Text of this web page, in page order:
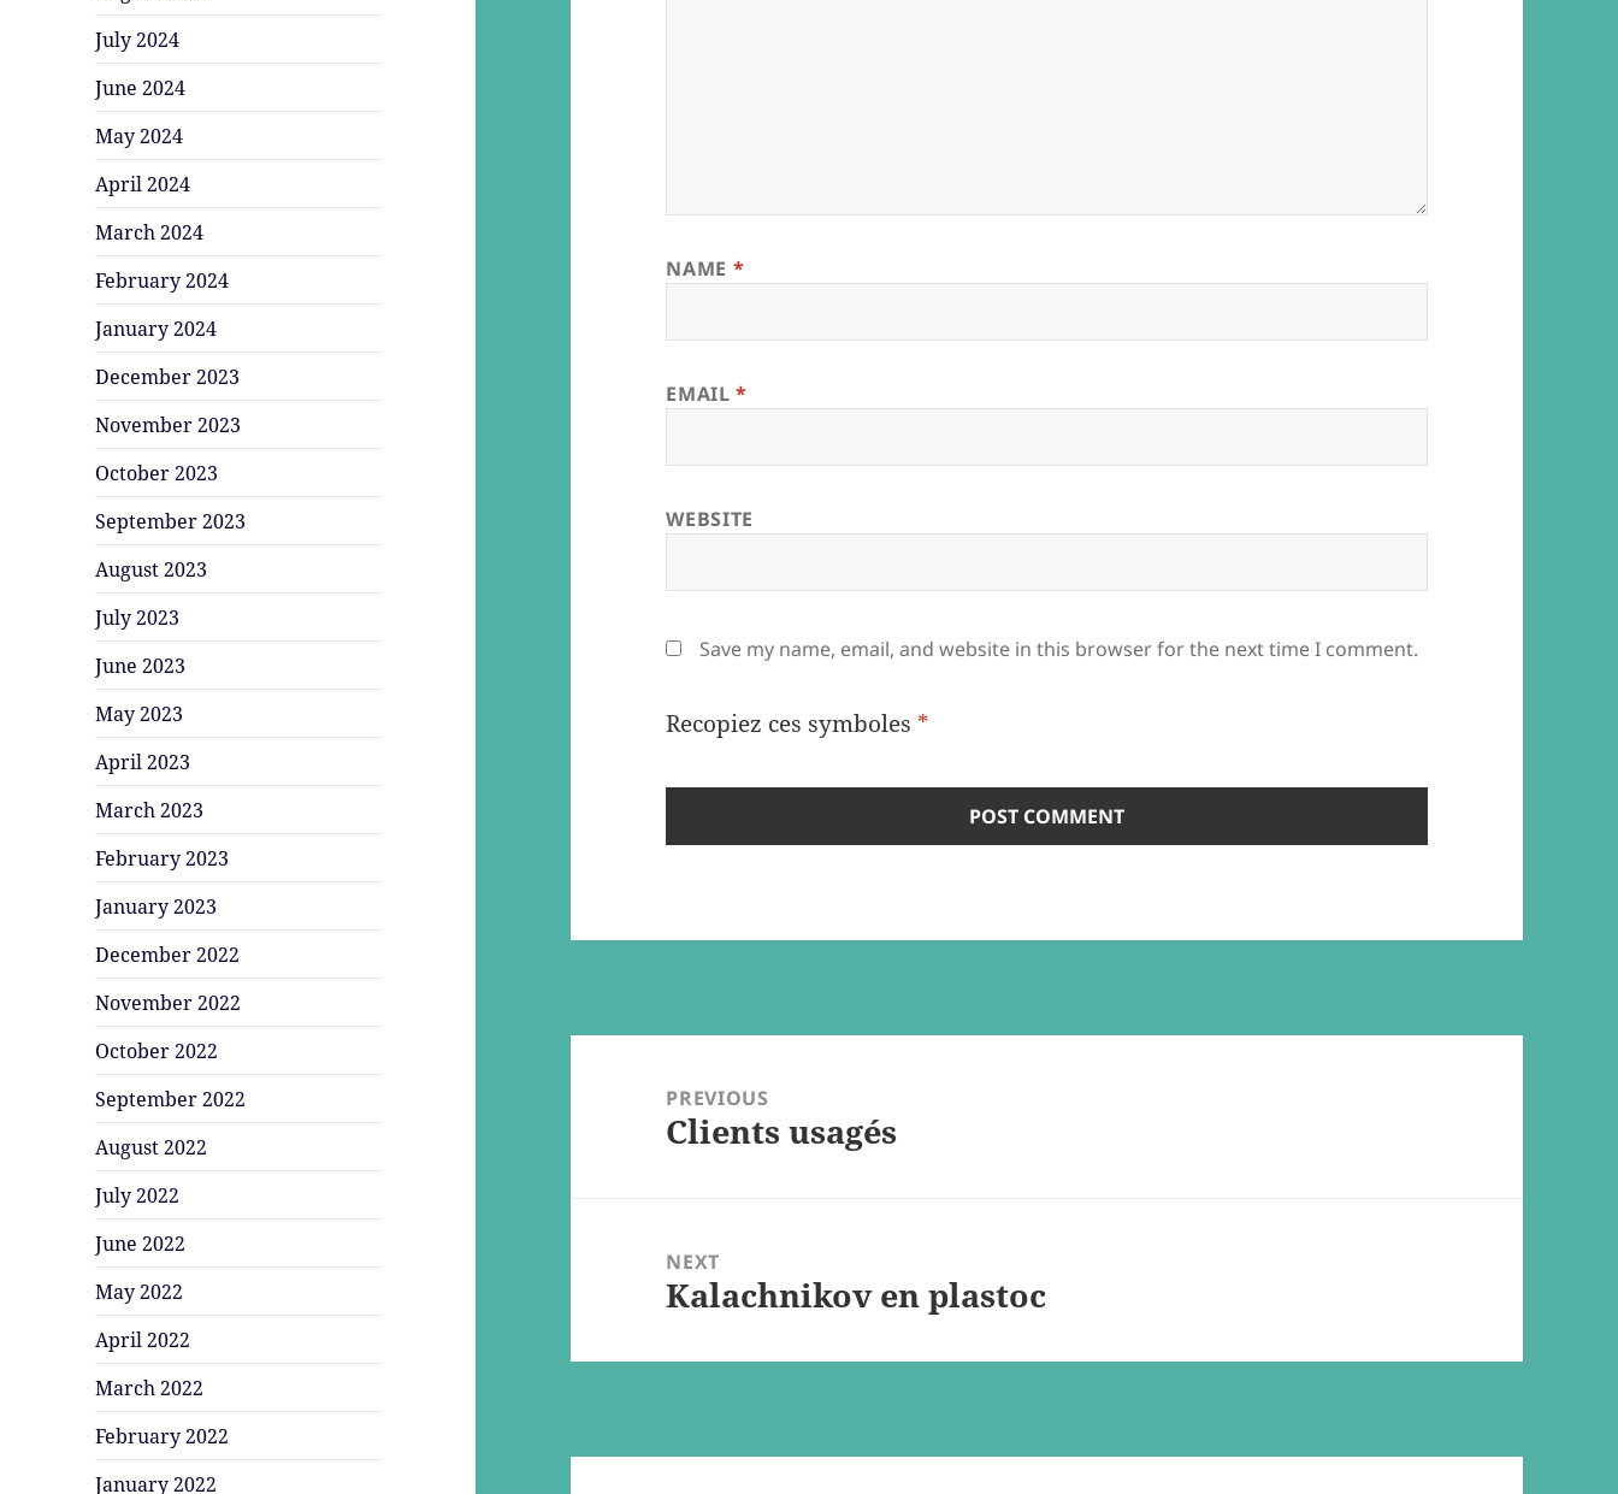
July 2024
June 2024
May 2024
April 2024
March 2024
February 2024
January 2024
December 2023
November 2023
October 2023
September 2023
August 2023
July 2023
June 2023
May 2023
April 2023
March 2023
February 2023
January 2023
December 2022
November 2022
October 2022
September 2022
August 2022
July 2022
June 2022
May 2022
April 2022
March 2022
February 2022
January 2022
NAME *
EMAIL*
WEBSITE
Save my name, email, and website in this browser for the next time I comment.
Recopiez ces symboles *
navigationPREVIOUS
Previous
Clients usagés
NEXT
Next
Kalachnikov en plastoc